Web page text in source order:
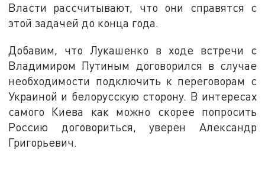
Власти рассчитывают, что они справятся с
этой задачей до конца года.
Добавим, что Лукашенко в ходе встречи с
Владимиром Путиным договорился в случае
необходимости подключить к переговорам с
Украиной и белорусскую сторону. В интересах
самого Киева как можно скорее попросить
Россию договориться, уверен Александр
Григорьевич.